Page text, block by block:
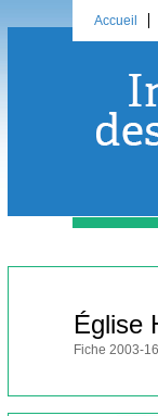
Accueil
Église
Fiche 2003-